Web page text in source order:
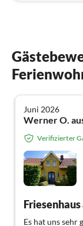
Juni 2026
Werner O.
Verifizierter
Es hat uns sehr